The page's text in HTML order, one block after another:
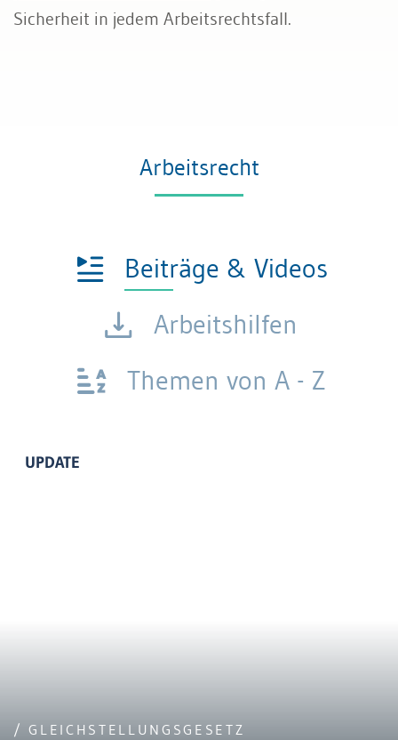
Sicherheit in jedem Arbeitsrechtsfall.
Arbeitsrecht
Beiträge & Videos
Arbeitshilfen
Themen von A - Z
UPDATE
/ GLEICHSTELLUNGSGESETZ